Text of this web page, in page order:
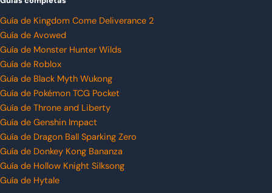
Guía de Kingdom Come Deliverance 2
Guía de Avowed
Guía de Monster Hunter Wilds
Guía de Roblox
Guía de Black Myth Wukong
Guía de Pokémon TCG Pocket
Guía de Throne and Liberty
Guía de Genshin Impact
Guía de Dragon Ball Sparking Zero
Guía de Donkey Kong Bananza
Guía de Hollow Knight Silksong
Guía de Hytale